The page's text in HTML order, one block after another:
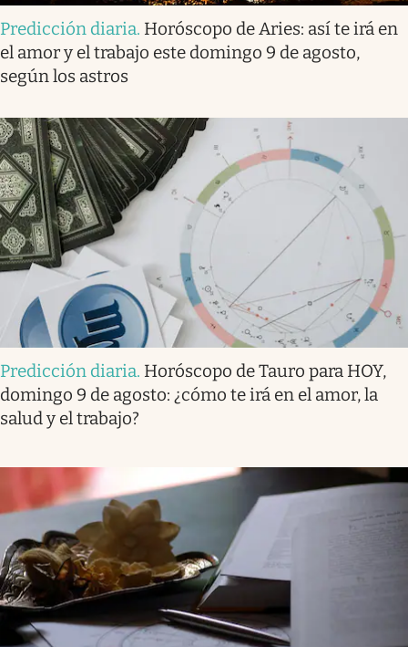
Predicción diaria. Horóscopo de Aries: así te irá en
el amor y el trabajo este domingo 9 de agosto,
según los astros
Predicción diaria. Horóscopo de Tauro para HOY,
domingo 9 de agosto: ¿cómo te irá en el amor, la
salud y el trabajo?